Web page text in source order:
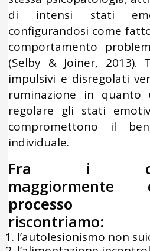
di intensi stati
configurandosi come
comportamento
(Selby & Joiner, 2013).
impulsivi e disregolati
ruminazione in
regolare gli stati
compromettono il
individuale.
Fra i
processo
riscontriamo:
l’autolesionismo non